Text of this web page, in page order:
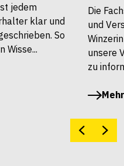
jedem
klar und
So
Wisse...
Die
und
unsere
zu